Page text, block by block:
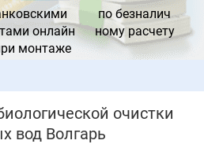
кими
онлайн
монтаже
по безналич
ному расчету
очистки
вод Волгарь